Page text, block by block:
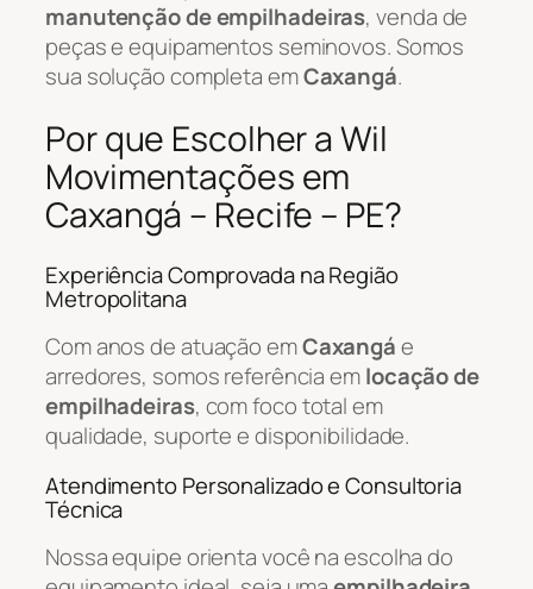
manutenção de empilhadeiras, venda de
peças e equipamentos seminovos. Somos
sua solução completa emCaxangá.
Por que Escolher a Wil
Movimentações em
Caxangá – Recife – PE?
Experiência Comprovada na Região
Metropolitana
Com anos de atuação emCaxangáe
arredores, somos referência emlocação de
empilhadeiras, com foco total em
qualidade, suporte e disponibilidade.
Atendimento Personalizado e Consultoria
Técnica
Nossa equipe orienta você na escolha do